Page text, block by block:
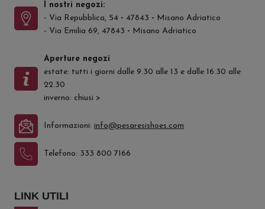
I nostri negozi:
- Via Repubblica, 54 - 47843 - Misano Adriatico
- Via Emilia 69, 47843 - Misano Adriatico
Aperture negozi
estate: tutti i giorni dalle 9.30 alle 13 e dalle 16.30 alle
22.30
inverno: chiusi >
Informazioni:info@pesaresishoes.com
Telefono: 333 800 7166
LINK UTILI